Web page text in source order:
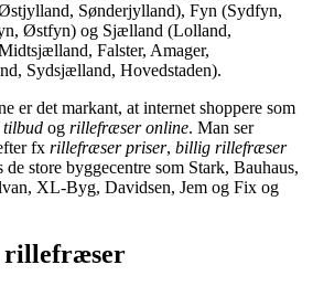
Sønderjylland), Fyn (Sydfyn,
Østfyn) og Sjælland (Lolland,
Falster, Amager,
Sydsjælland, Hovedstaden).
er det markant, at internet shoppere som
og rillefræser online. Man ser
fx rillefræser priser, billig rillefræser
de store byggecentre som Stark, Bauhaus,
XL-Byg, Davidsen, Jem og Fix og
rillefræser